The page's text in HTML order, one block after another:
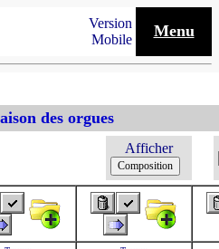
Version
Mobile
Menu
des orgues
Afficher